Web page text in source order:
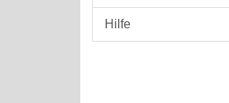
Hilfe